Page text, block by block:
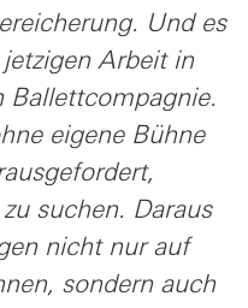
Und es
Arbeit in
Ballettcompagnie.
eigene Bühne
suchen. Daraus
nicht nur auf
sondern auch